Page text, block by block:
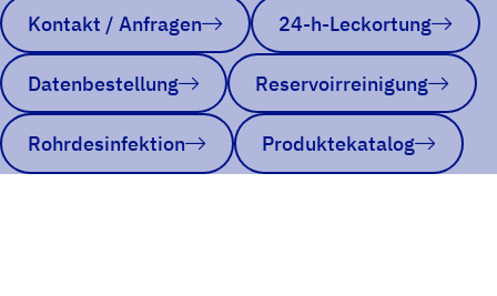
Kontakt / Anfragen 24-h-Leckortung
Datenbestellung Reservoirreinigung
Rohrdesinfektion Produktekatalog